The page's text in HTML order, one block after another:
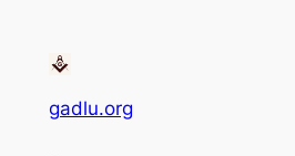
gadlu.org